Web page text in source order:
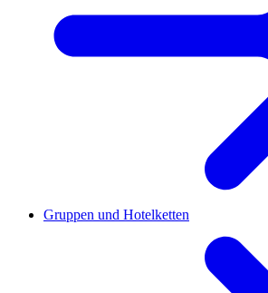
Gruppen und Hotelketten